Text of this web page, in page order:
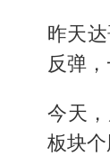
昨天
反弹
今天
板块个